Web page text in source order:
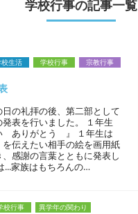
学校行事の記事一覧
生活 学校行事
宗教行事
の礼拝の後、第二部として
表を行いました。 １年生
ありがとう 』 １年生は
を伝えたい相手の絵を画用紙
感謝の言葉とともに発表し
...家族はもちろんの…
校行事 異学年の関わり